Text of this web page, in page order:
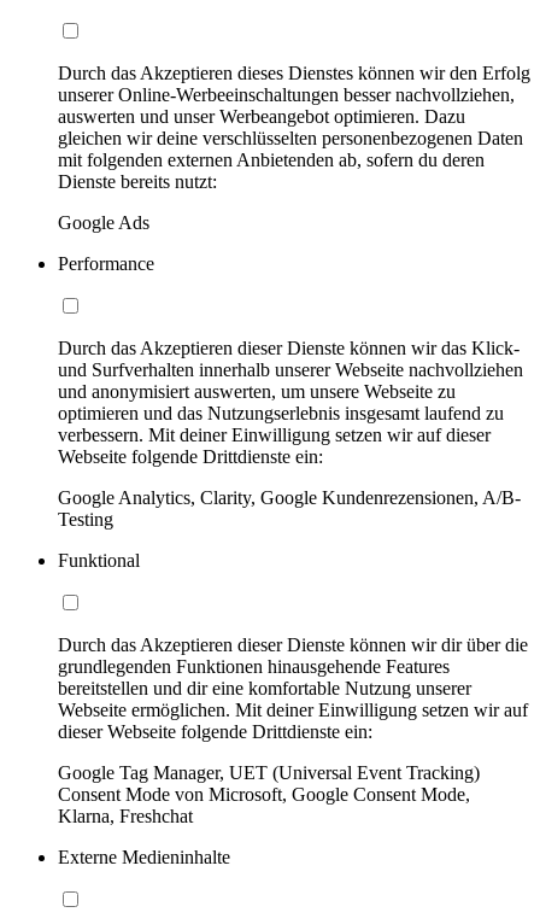
Durch das Akzeptieren dieses Dienstes können wir den Erfolg
unserer Online-Werbeeinschaltungen besser nachvollziehen,
auswerten und unser Werbeangebot optimieren. Dazu
gleichen wir deine verschlüsselten personenbezogenen Daten
mit folgenden externen Anbietenden ab, sofern du deren
Dienste bereits nutzt:
Google Ads
Performance
Durch das Akzeptieren dieser Dienste können wir das Klick-
und Surfverhalten innerhalb unserer Webseite nachvollziehen
und anonymisiert auswerten, um unsere Webseite zu
optimieren und das Nutzungserlebnis insgesamt laufend zu
verbessern. Mit deiner Einwilligung setzen wir auf dieser
Webseite folgende Drittdienste ein:
Google Analytics, Clarity, Google Kundenrezensionen, A/B-
Testing
Funktional
Durch das Akzeptieren dieser Dienste können wir dir über die
grundlegenden Funktionen hinausgehende Features
bereitstellen und dir eine komfortable Nutzung unserer
Webseite ermöglichen. Mit deiner Einwilligung setzen wir auf
dieser Webseite folgende Drittdienste ein:
Google Tag Manager, UET (Universal Event Tracking)
Consent Mode von Microsoft, Google Consent Mode,
Klarna, Freshchat
Externe Medieninhalte